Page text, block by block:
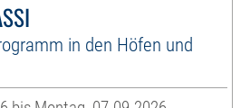
in den Höfen und